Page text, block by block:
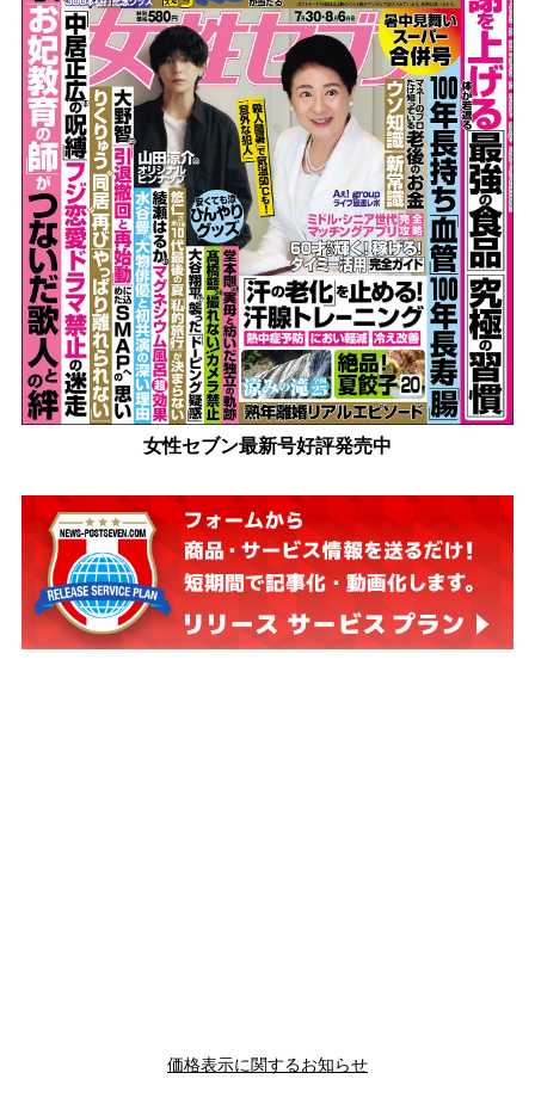
女性セブン最新号好評発売中
価格表示に関するお知らせ